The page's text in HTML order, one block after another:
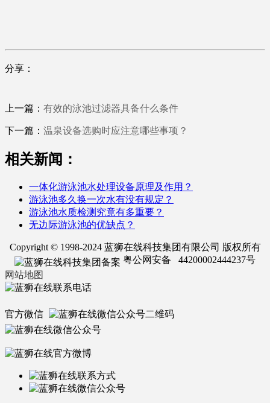
分享：
上一篇： 有效的泳池过滤器具备什么条件
下一篇： 温泉设备选购时应注意哪些事项？
相关新闻：
一体化游泳池水处理设备原理及作用？
游泳池多久换一次水有没有规定？
游泳池水质检测究竟有多重要？
无边际游泳池的优缺点？
Copyright © 1998-2024 蓝狮在线科技集团有限公司 版权所有
粤公网安备 44200002444237号
网站地图
官方微信